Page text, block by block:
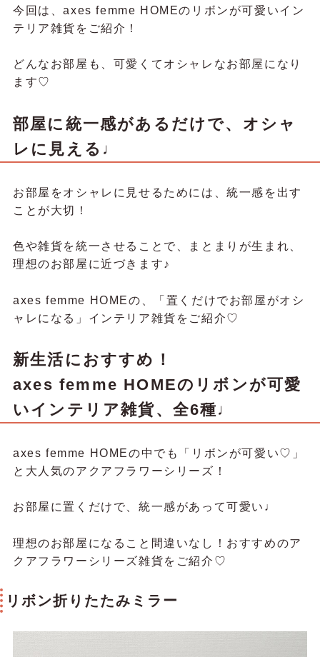
今回は、axes femme HOMEのリボンが可愛いイン
テリア雑貨をご紹介！
どんなお部屋も、可愛くてオシャレなお部屋になり
ます♡
部屋に統一感があるだけで、オシャ
レに見える♩
お部屋をオシャレに見せるためには、統一感を出す
ことが大切！
色や雑貨を統一させることで、まとまりが生まれ、
理想のお部屋に近づきます♪
axes femme HOMEの、「置くだけでお部屋がオシ
ャレになる」インテリア雑貨をご紹介♡
新生活におすすめ！
axes femme HOMEのリボンが可愛
いインテリア雑貨、全6種♩
​axes femme HOMEの中でも「リボンが可愛い♡」
と大人気のアクアフラワーシリーズ！
お部屋に置くだけで、統一感があって可愛い♩
理想のお部屋になること間違いなし！おすすめのア
クアフラワーシリーズ雑貨をご紹介♡
リボン折りたたみミラー